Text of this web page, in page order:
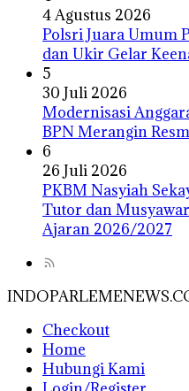
4 Agustus 2026
Polsri Juara Umum
dan Ukir Gelar
5
30 Juli 2026
Modernisasi
BPN Merangin
6
26 Juli 2026
PKBM Nasyiah
Tutor dan
Ajaran 2026/2027
Checkout
Home
Hubungi Kami